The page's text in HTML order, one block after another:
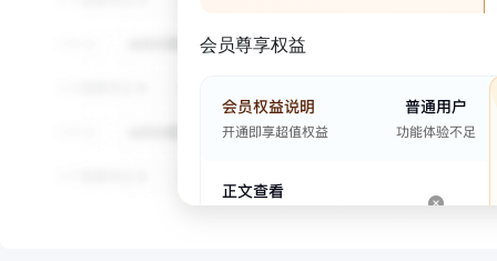
会员尊享权益